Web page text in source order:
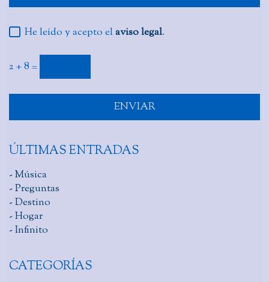
He leído y acepto elaviso legal.
2 + 8 =
ÚLTIMAS ENTRADAS
- Música
- Preguntas
- Destino
- Hogar
- Infinito
CATEGORÍAS